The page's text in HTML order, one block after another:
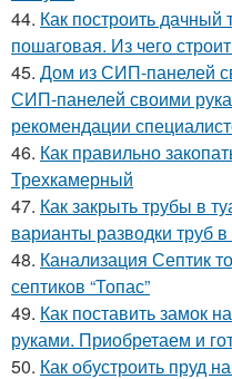
44. Как построить дачный
пошаговая. Из чего
45. Дом из СИП-панелей
СИП-панелей своими
рекомендации
46. Как правильно
Трехкамерный
47. Как закрыть трубы в
варианты разводки труб в
48. Канализация Септик
септиков “Топас”
49. Как поставить замок
руками. Приобретаем и
50. Как обустроить пруд